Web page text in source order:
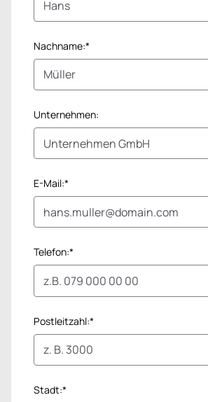
Nachname:*
Unternehmen:
E-Mail:*
Telefon:*
Postleitzahl:*
Stadt:*